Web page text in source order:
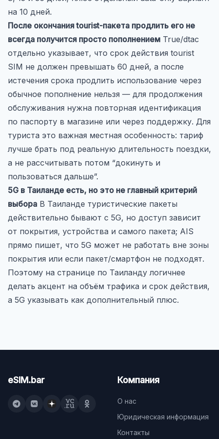
на 10 дней.
После окончания tourist-пакета продлить его не
всегда получится просто пополнением True/dtac
отдельно указывает, что срок действия tourist
SIM не должен превышать 60 дней, а после
истечения срока продлить использование через
обычное пополнение нельзя — для продолжения
обслуживания нужна повторная идентификация
по паспорту в магазине или через поддержку. Для
туриста это важная местная особенность: тариф
лучше брать под реальную длительность поездки,
а не рассчитывать потом “докинуть и
пользоваться дальше”.
5G в Таиланде есть, но это не главный критерий
выбора В Таиланде туристические пакеты
действительно бывают с 5G, но доступ зависит
от покрытия, устройства и самого пакета; AIS
прямо пишет, что 5G может не работать вне зоны
покрытия или если пакет/смартфон не подходят.
Поэтому на странице по Таиланду логичнее
делать акцент на объём трафика и срок действия,
а 5G указывать как дополнительный плюс.
eSIM.bar Компания
О нас
Юридическая информация
Контакты